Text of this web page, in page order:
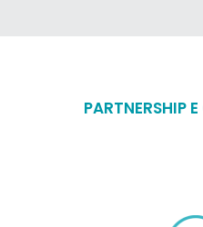
PARTNERSHIP